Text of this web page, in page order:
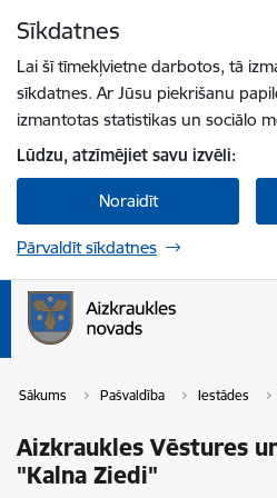
Sīkdatnes
Lai šī tīmekļvietne darbotos, tā
sīkdatnes. Ar Jūsu piekrišanu
izmantotas statistikas un sociālo
Lūdzu, atzīmējiet savu izvēli:
Noraidīt
Pārvaldīt sīkdatnes
Sākums Pašvaldība Iestādes
Aizkraukles Vēstures
"Kalna Ziedi"